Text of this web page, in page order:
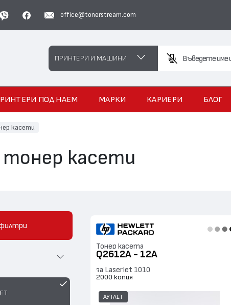
office@tonerstream.com
Search
ПРИНТЕРИ И МАШИНИ
ПОД НАЕМ МАРКИ КАРИЕРИ БЛОГ
касети
касети
Тонер касета
Q2612A - 12A
за LaserJet 1010
2000 копия
АУТЛЕТ